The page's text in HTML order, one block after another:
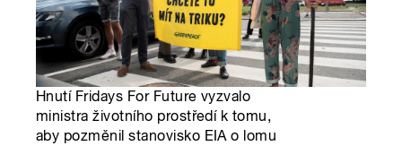
Hnutí Fridays For Future vyzvalo
ministra životního prostředí k tomu,
aby pozměnil stanovisko EIA o lomu